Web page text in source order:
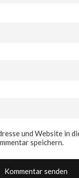
und Website in
speichern.